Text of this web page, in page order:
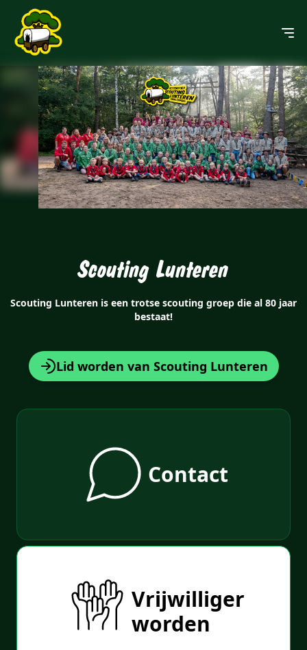
Scouting Lunteren
Scouting Lunteren is een trotse scouting groep die al 80 jaar
bestaat!
Lid worden van Scouting Lunteren
Contact
Vrijwilliger
worden